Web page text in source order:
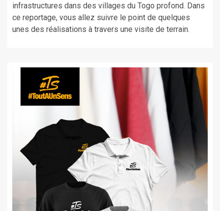
infrastructures dans des villages du Togo profond. Dans
ce reportage, vous allez suivre le point de quelques
unes des réalisations à travers une visite de terrain.